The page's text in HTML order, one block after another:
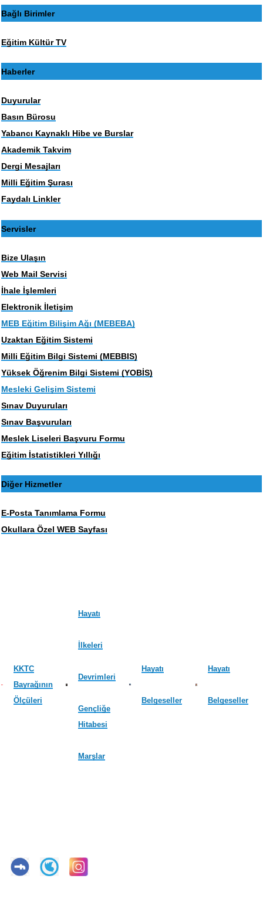
Bağlı Birimler
Eğitim Kültür TV
Haberler
Duyurular
Basın Bürosu
Yabancı Kaynaklı Hibe ve Burslar
Akademik Takvim
Dergi Mesajları
Milli Eğitim Şurası
Faydalı Linkler
Servisler
Bize Ulaşın
Web Mail Servisi
İhale İşlemleri
Elektronik İletişim
MEB Eğitim Bilişim Ağı (MEBEBA)
Uzaktan Eğitim Sistemi
Milli Eğitim Bilgi Sistemi (MEBBIS)
Yüksek Öğrenim Bilgi Sistemi (YOBİS)
Mesleki Gelişim Sistemi
Sınav Duyuruları
Sınav Başvuruları
Meslek Liseleri Başvuru Formu
Eğitim İstatistikleri Yıllığı
Diğer Hizmetler
E-Posta Tanımlama Formu
Okullara Özel WEB Sayfası
KKTC
Bayrağının
Ölçüleri
Hayatı
İlkeleri
Devrimleri
Gençliğe
Hitabesi
Marşlar
Hayatı
Belgeseller
Hayatı
Belgeseller